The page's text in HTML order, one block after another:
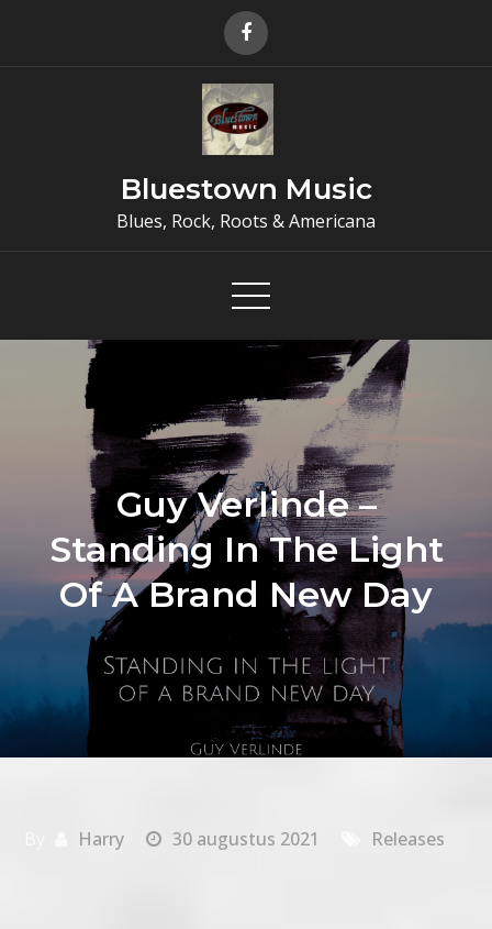
Bluestown Music
Blues, Rock, Roots & Americana
Guy Verlinde –
Standing In The Light
Of A Brand New Day
Harry 30 augustus 2021 Releases